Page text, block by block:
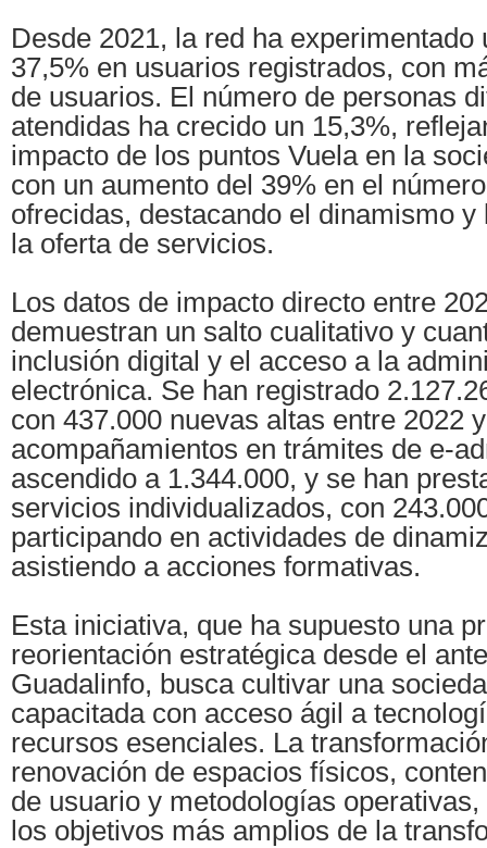
Desde 2021, la red ha experimentado
37,5% en usuarios registrados, con
de usuarios. El número de personas
atendidas ha crecido un 15,3%,
impacto de los puntos Vuela en la
con un aumento del 39% en el
ofrecidas, destacando el dinamismo y
la oferta de servicios.
Los datos de impacto directo entre
demuestran un salto cualitativo y
inclusión digital y el acceso a la
electrónica. Se han registrado
con 437.000 nuevas altas entre 2022
acompañamientos en trámites de e-
ascendido a 1.344.000, y se han
servicios individualizados, con
participando en actividades de
asistiendo a acciones formativas.
Esta iniciativa, que ha supuesto una
reorientación estratégica desde el
Guadalinfo, busca cultivar una
capacitada con acceso ágil a
recursos esenciales. La
renovación de espacios físicos,
de usuario y metodologías
los objetivos más amplios de la